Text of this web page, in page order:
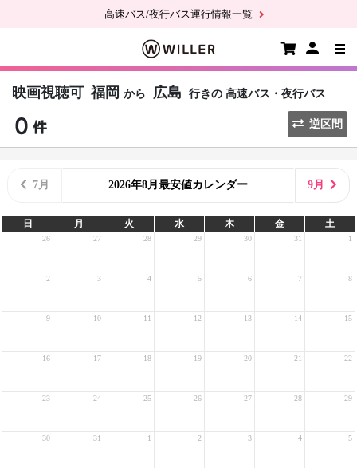
高速バス/夜行バス運行情報一覧
映画視聴可 福岡 から 広島 行きの 高速バス・夜行バス
逆区間
7月 2026年8月最安値カレンダー 9月
日 月 火 水 木 金 土
26 27 28 29 30 31 1
2 3 4 5 6 7 8
9 10 11 12 13 14 15
16 17 18 19 20 21 22
23 24 25 26 27 28 29
30 31 1 2 3 4 5